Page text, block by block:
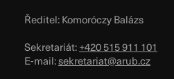
Ředitel: Komoróczy Balázs
Sekretariát:+420 515 911 101
E-mail:sekretariat@arub.cz